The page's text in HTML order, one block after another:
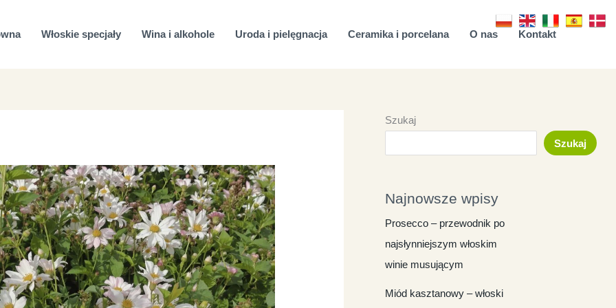
Włoskie specjały Wina i alkohole Uroda i pielęgnacja Ceramika i porcelana O nas Kontakt
Szukaj
Szukaj
Najnowsze wpisy
Prosecco – przewodnik po
najsłynniejszym włoskim
winie musującym
Miód kasztanowy – włoski